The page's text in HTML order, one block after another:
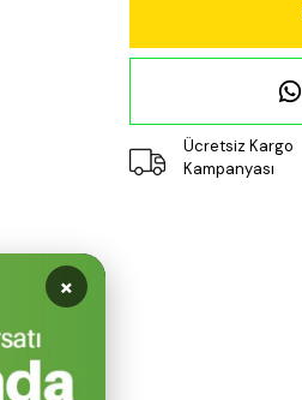
Ücretsiz Kargo
Kampanyası
×